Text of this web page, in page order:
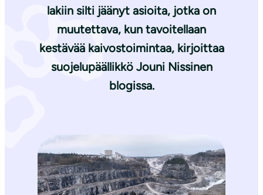
lakiin silti jäänyt asioita, jotka on
muutettava, kun tavoitellaan
kestävää kaivostoimintaa, kirjoittaa
suojelupäällikköJouni Nissinen
blogissa.